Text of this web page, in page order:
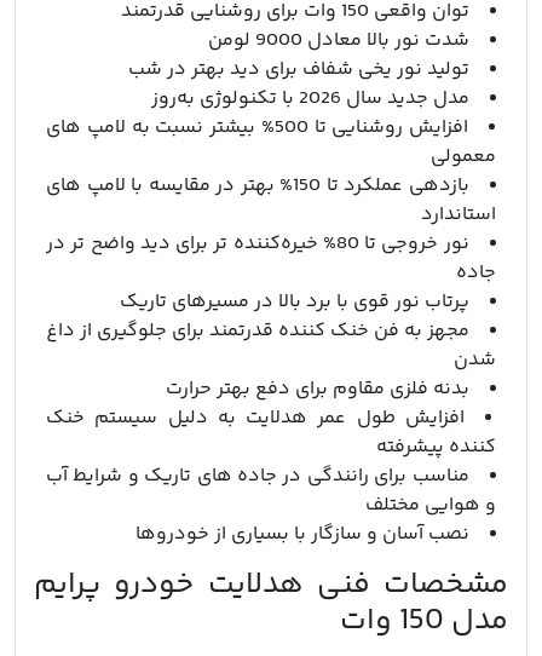
توان واقعی 150 وات برای روشنایی قدرتمند
شدت نور بالا معادل 9000 لومن
تولید نور یخی شفاف برای دید بهتر در شب
مدل جدید سال 2026 با تکنولوژی به‌روز
افزایش روشنایی تا 500% بیشتر نسبت به لامپ‌ های
معمولی
بازدهی عملکرد تا 150% بهتر در مقایسه با لامپ‌ های
استاندارد
نور خروجی تا 80% خیره‌کننده‌ تر برای دید واضح تر در
جاده
پرتاب نور قوی با برد بالا در مسیرهای تاریک
مجهز به فن خنک‌ کننده قدرتمند برای جلوگیری از داغ
شدن
بدنه فلزی مقاوم برای دفع بهتر حرارت
افزایش طول عمر هدلایت به دلیل سیستم خنک‌
کننده پیشرفته
مناسب برای رانندگی در جاده‌ های تاریک و شرایط آب‌
و هوایی مختلف
نصب آسان و سازگار با بسیاری از خودروها
مشخصات فنی هدلایت خودرو پرایم
مدل 150 وات